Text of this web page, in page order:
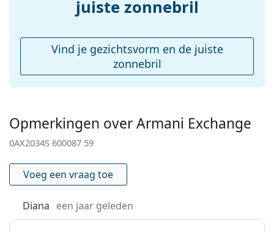
Overig
Unisex
Functie:
Fashion
Code:
Voorschrift
beschikbaar:
No
juiste zonnebril
Vind je gezichtsvorm en de juiste
zonnebril
Opmerkingen over Armani Exchange
0AX2034S 600087 59
Voeg een vraag toe
Diana een jaar geleden